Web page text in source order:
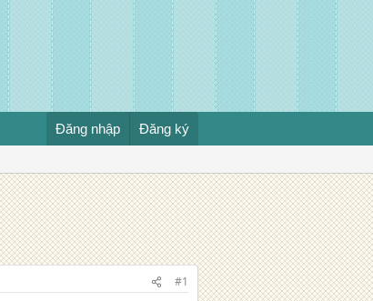
Đăng nhập Đăng ký
#1